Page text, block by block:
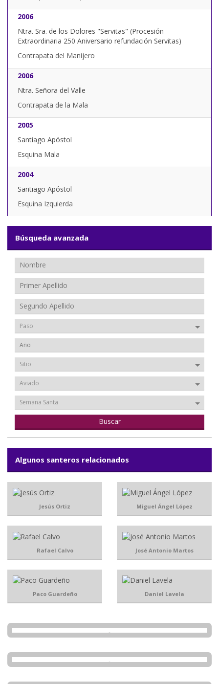
2006
Ntra. Sra. de los Dolores "Servitas" (Procesión
Extraordinaria 250 Aniversario refundación Servitas)
Contrapata del Manijero
2006
Ntra. Señora del Valle
Contrapata de la Mala
2005
Santiago Apóstol
Esquina Mala
2004
Santiago Apóstol
Esquina Izquierda
Búsqueda avanzada
Paso
Sitio
Aviado
Semana Santa
Algunos santeros relacionados
Jesús Ortiz Miguel Ángel López
Rafael Calvo José Antonio Martos
Paco Guardeño Daniel Lavela